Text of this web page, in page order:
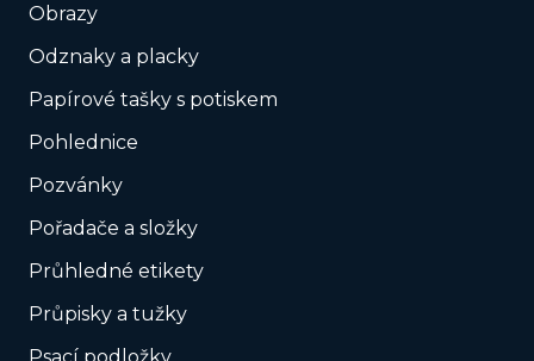
Obrazy
Odznaky a placky
Papírové tašky s potiskem
Pohlednice
Pozvánky
Pořadače a složky
Průhledné etikety
Průpisky a tužky